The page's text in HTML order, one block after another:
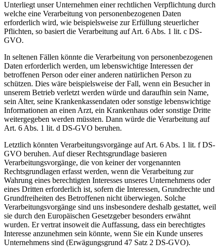
Unterliegt unser Unternehmen einer rechtlichen Verpflichtung durch
welche eine Verarbeitung von personenbezogenen Daten
erforderlich wird, wie beispielsweise zur Erfüllung steuerlicher
Pflichten, so basiert die Verarbeitung auf Art. 6 Abs. 1 lit. c DS-
GVO.
In seltenen Fällen könnte die Verarbeitung von personenbezogenen
Daten erforderlich werden, um lebenswichtige Interessen der
betroffenen Person oder einer anderen natürlichen Person zu
schützen. Dies wäre beispielsweise der Fall, wenn ein Besucher in
unserem Betrieb verletzt werden würde und daraufhin sein Name,
sein Alter, seine Krankenkassendaten oder sonstige lebenswichtige
Informationen an einen Arzt, ein Krankenhaus oder sonstige Dritte
weitergegeben werden müssten. Dann würde die Verarbeitung auf
Art. 6 Abs. 1 lit. d DS-GVO beruhen.
Letztlich könnten Verarbeitungsvorgänge auf Art. 6 Abs. 1 lit. f DS-
GVO beruhen. Auf dieser Rechtsgrundlage basieren
Verarbeitungsvorgänge, die von keiner der vorgenannten
Rechtsgrundlagen erfasst werden, wenn die Verarbeitung zur
Wahrung eines berechtigten Interesses unseres Unternehmens oder
eines Dritten erforderlich ist, sofern die Interessen, Grundrechte und
Grundfreiheiten des Betroffenen nicht überwiegen. Solche
Verarbeitungsvorgänge sind uns insbesondere deshalb gestattet, weil
sie durch den Europäischen Gesetzgeber besonders erwähnt
wurden. Er vertrat insoweit die Auffassung, dass ein berechtigtes
Interesse anzunehmen sein könnte, wenn Sie ein Kunde unseres
Unternehmens sind (Erwägungsgrund 47 Satz 2 DS-GVO).